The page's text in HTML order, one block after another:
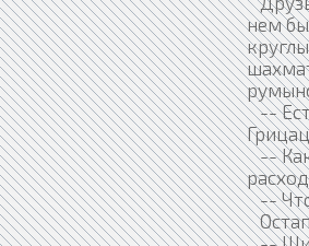
нем
--
-- Как
-- Что
Остап